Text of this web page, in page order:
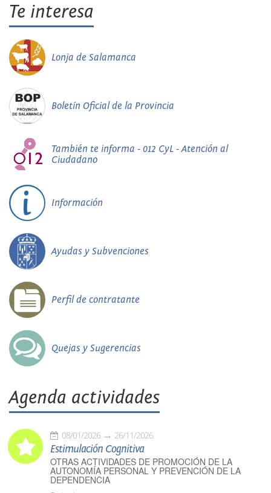
Te interesa
Lonja de Salamanca
Boletín Oficial de la Provincia
También te informa - 012 CyL - Atención al
Ciudadano
Información
Ayudas y Subvenciones
Perfil de contratante
Quejas y Sugerencias
Agenda actividades
08/01/2026 26/11/2026
Estimulación Cognitiva
OTRAS ACTIVIDADES DE PROMOCIÓN DE LA
AUTONOMÍA PERSONAL Y PREVENCIÓN DE LA
DEPENDENCIA